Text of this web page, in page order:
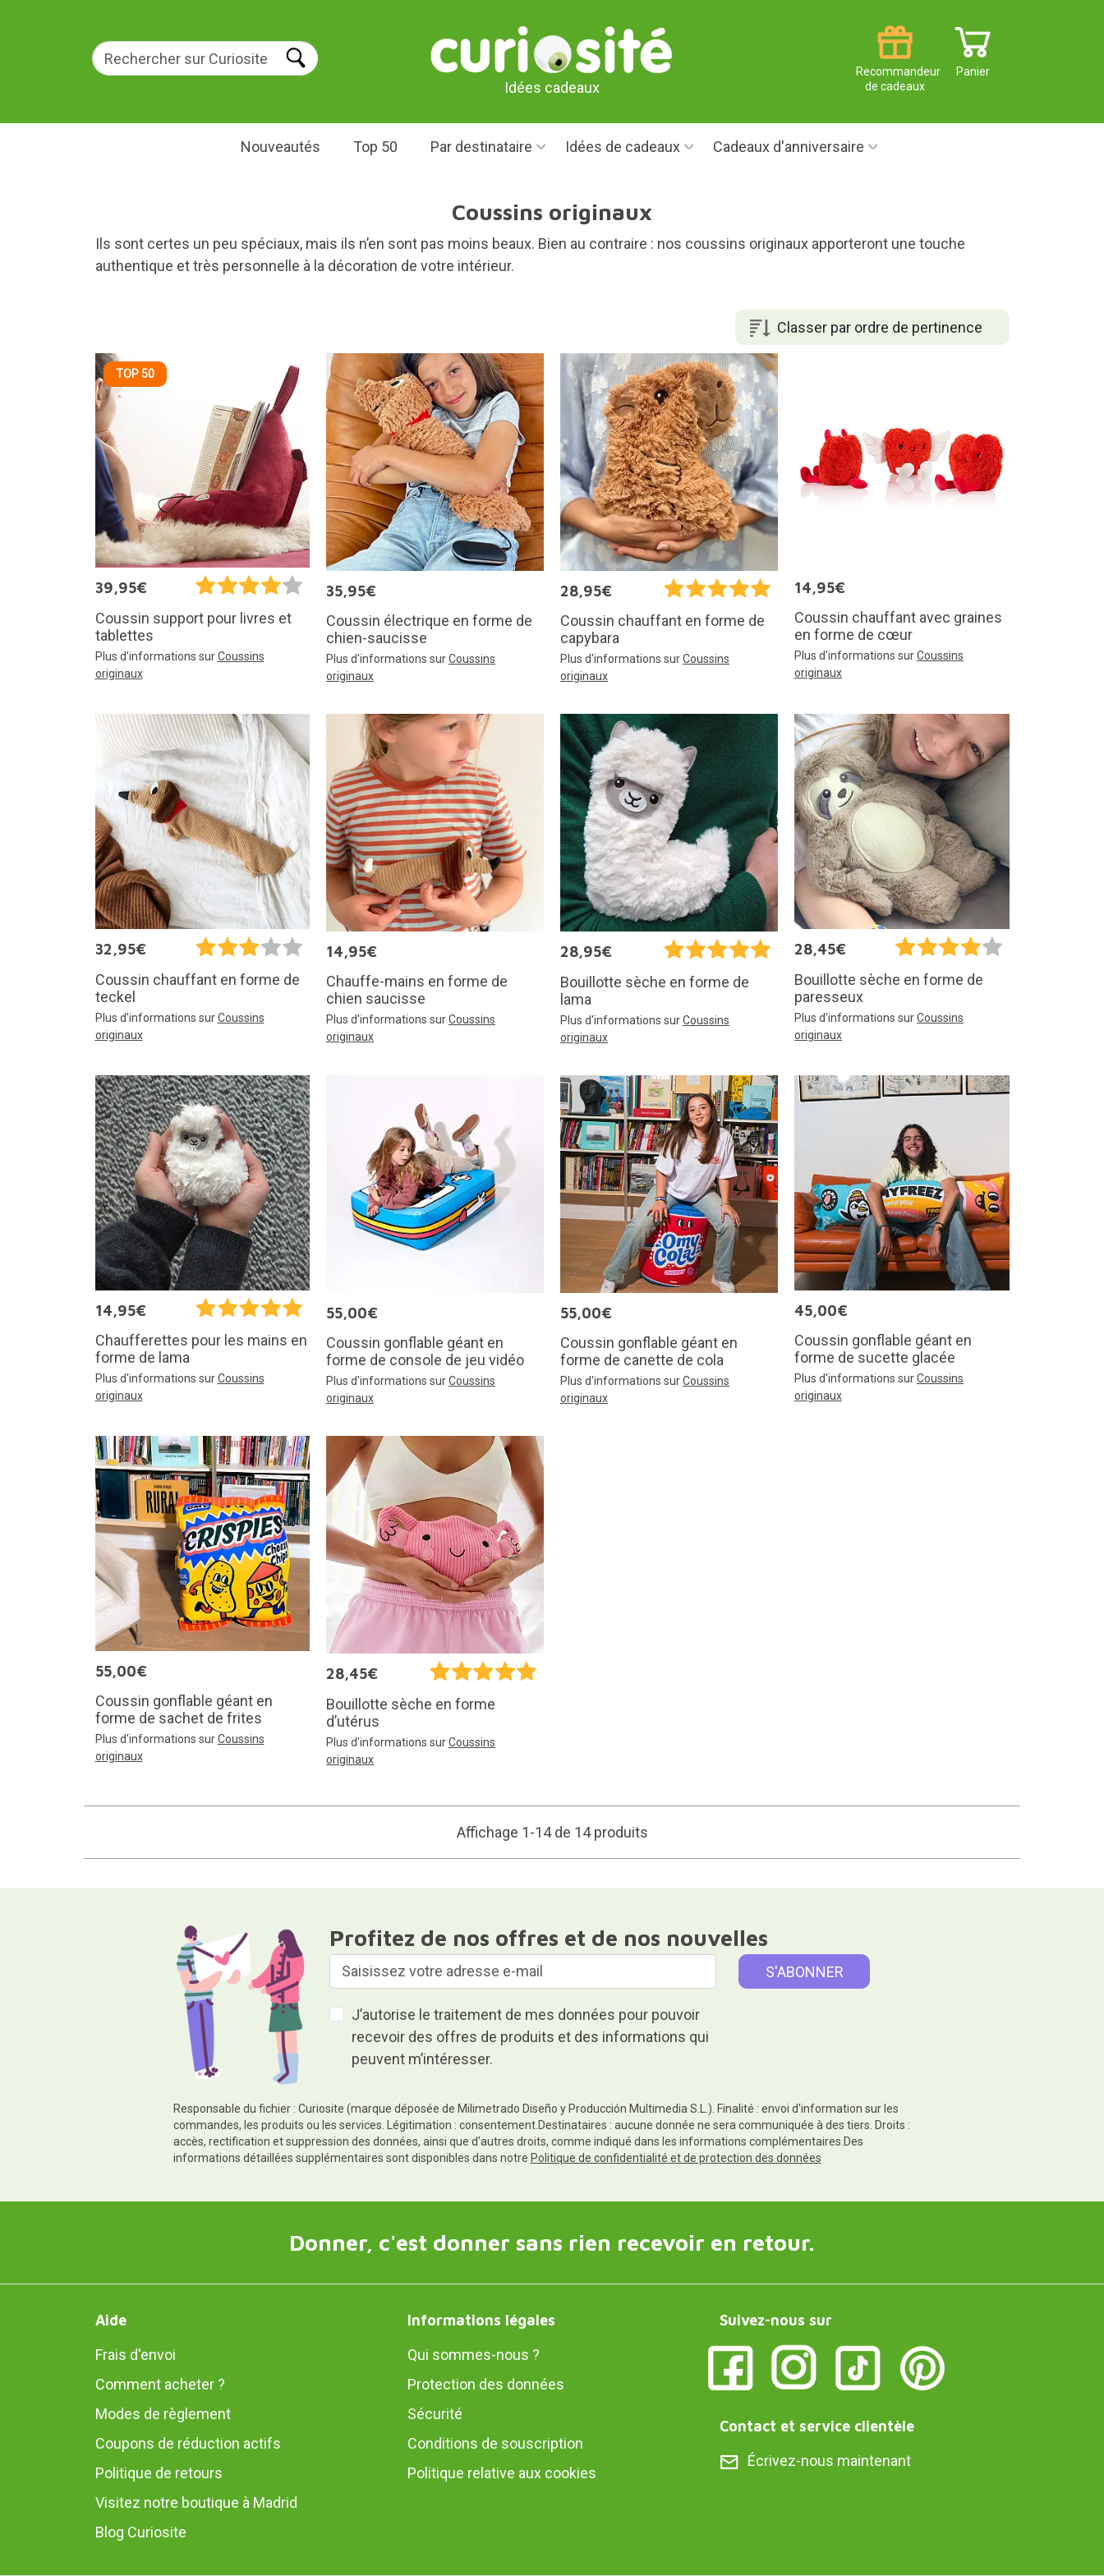
Idées cadeaux
Panier
Recommandeur
de cadeaux
Nouveautés Top 50 Par destinataire Idées de cadeaux Cadeaux d'anniversaire
Coussins originaux
Ils sont certes un peu spéciaux, mais ils n’en sont pas moins beaux. Bien au contraire : nos coussins originaux apporteront une touche
authentique et très personnelle à la décoration de votre intérieur.
Classer par ordre de pertinence
TOP 50
39,95€
Coussin support pour livres et
tablettes
Plus d'informations surCoussins
originaux
35,95€
Coussin électrique en forme de
chien-saucisse
Plus d'informations surCoussins
originaux
28,95€
Coussin chauffant en forme de
capybara
Plus d'informations surCoussins
originaux
14,95€
Coussin chauffant avec graines
en forme de cœur
Plus d'informations surCoussins
originaux
32,95€
Coussin chauffant en forme de
teckel
Plus d'informations surCoussins
originaux
14,95€
Chauffe-mains en forme de
chien saucisse
Plus d'informations surCoussins
originaux
28,95€
Bouillotte sèche en forme de
lama
Plus d'informations surCoussins
originaux
28,45€
Bouillotte sèche en forme de
paresseux
Plus d'informations surCoussins
originaux
14,95€
Chaufferettes pour les mains en
forme de lama
Plus d'informations surCoussins
originaux
55,00€
Coussin gonflable géant en
forme de console de jeu vidéo
Plus d'informations surCoussins
originaux
55,00€
Coussin gonflable géant en
forme de canette de cola
Plus d'informations surCoussins
originaux
45,00€
Coussin gonflable géant en
forme de sucette glacée
Plus d'informations surCoussins
originaux
55,00€
Coussin gonflable géant en
forme de sachet de frites
Plus d'informations surCoussins
originaux
28,45€
Bouillotte sèche en forme
d’utérus
Plus d'informations surCoussins
originaux
Affichage 1-14 de 14 produits
Profitez de nos offres et de nos nouvelles
J’autorise le traitement de mes données pour pouvoir
recevoir des offres de produits et des informations qui
peuvent m’intéresser.
Responsable du fichier : Curiosite (marque déposée de Milimetrado Diseño y Producción Multimedia S.L.). Finalité : envoi d'information sur les
commandes, les produits ou les services. Légitimation : consentement.Destinataires : aucune donnée ne sera communiquée à des tiers. Droits :
accès, rectification et suppression des données, ainsi que d'autres droits, comme indiqué dans les informations complémentaires.Des
informations détaillées supplémentaires sont disponibles dans notre Politique de confidentialité et de protection des données
Donner, c'est donner sans rien recevoir en retour.
Aide
Frais d'envoi
Comment acheter ?
Modes de règlement
Coupons de réduction actifs
Politique de retours
Visitez notre boutique à Madrid
Blog Curiosite
Informations légales
Qui sommes-nous ?
Protection des données
Sécurité
Conditions de souscription
Politique relative aux cookies
Suivez-nous sur
Contact et service clientèle
Écrivez-nous maintenant